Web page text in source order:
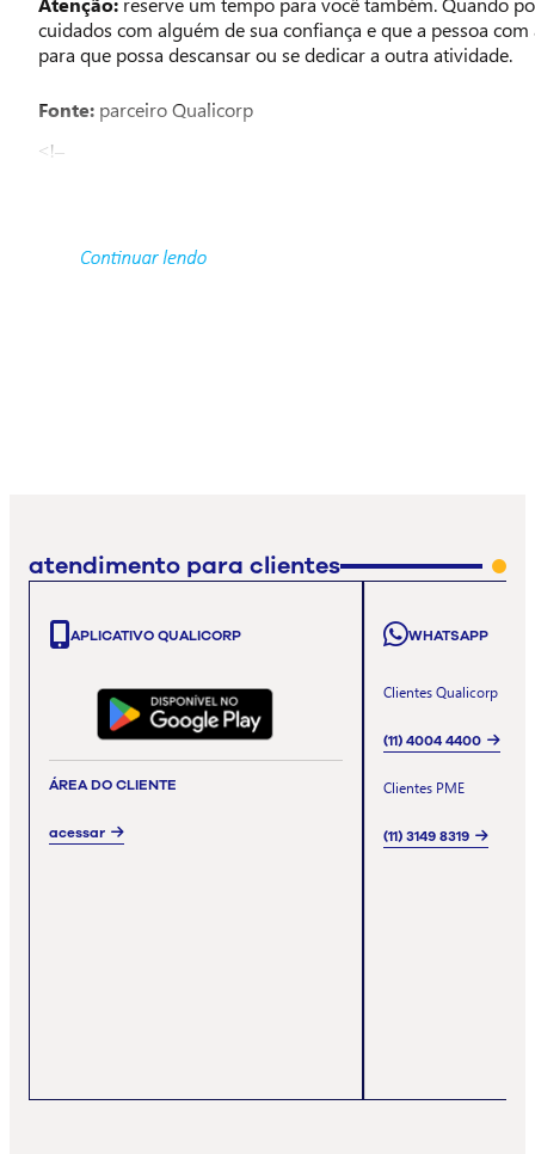
cuidados com alguém de sua confiança e que a pessoa
para que possa descansar ou se dedicar a outra atividade.
Fonte: parceiro Qualicorp
<!–
atendimento para clientes
APLICATIVO QUALICORP
ÁREA DO CLIENTE
acessar
WHATSAPP
Clientes Qualicorp
(11) 4004 4400
Clientes PME
(11) 3149 8319